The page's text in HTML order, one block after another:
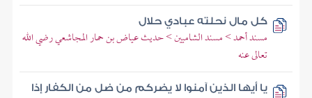
كل مال نحلته عبادي حلال
مسند أحمد > مسند الشاميين > حديث عياض بن حمار المجاشعي رضي الله
تعالى عنه
يا أيها الذين آمنوا لا يضركم من ضل من الكفار إذا